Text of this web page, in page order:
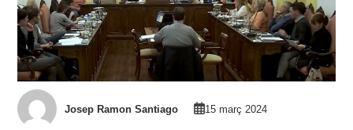
Josep Ramon Santiago 15 març 2024